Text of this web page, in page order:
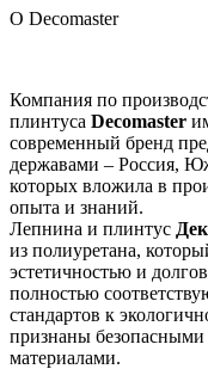
О Decomaster
Компания по
плинтуса Decomaster
современный бренд
державами – Россия,
которых вложила в
опыта и знаний.
Лепнина и плинтус
из полиуретана,
эстетичностью и
полностью
стандартов к
признаны безопасными
материалами.